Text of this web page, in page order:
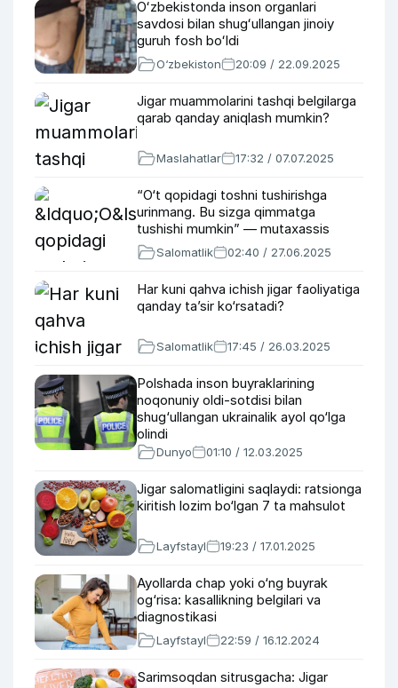
Oʻzbekistonda inson organlari
savdosi bilan shugʻullangan jinoiy
guruh fosh boʻldi
O‘zbekiston 20:09 / 22.09.2025
Jigar muammolarini tashqi belgilarga
qarab qanday aniqlash mumkin?
Maslahatlar 17:32 / 07.07.2025
“O‘t qopidagi toshni tushirishga
urinmang. Bu sizga qimmatga
tushishi mumkin” — mutaxassis
Salomatlik 02:40 / 27.06.2025
Har kuni qahva ichish jigar faoliyatiga
qanday ta’sir ko‘rsatadi?
Salomatlik 17:45 / 26.03.2025
Polshada inson buyraklarining
noqonuniy oldi-sotdisi bilan
shug‘ullangan ukrainalik ayol qo‘lga
olindi
Dunyo 01:10 / 12.03.2025
Jigar salomatligini saqlaydi: ratsionga
kiritish lozim bo‘lgan 7 ta mahsulot
Layfstayl 19:23 / 17.01.2025
Ayollarda chap yoki o‘ng buyrak
og‘risa: kasallikning belgilari va
diagnostikasi
Layfstayl 22:59 / 16.12.2024
Sarimsoqdan sitrusgacha: Jigar